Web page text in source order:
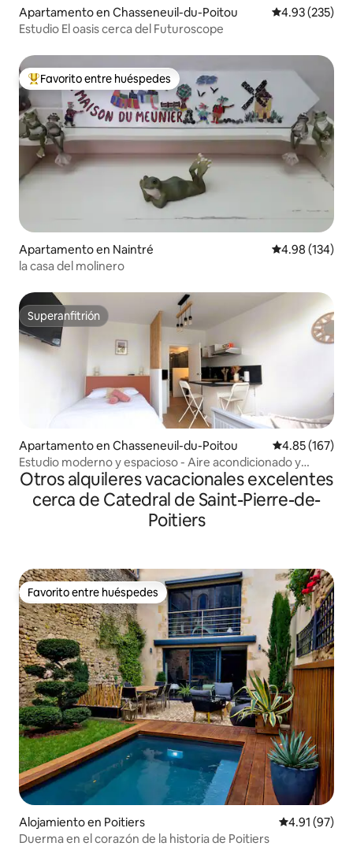
Apartamento en Chasseneuil-du-Poitou Calificación
4.93 (235)
Estudio El oasis cerca del Futuroscope
Favorito entre huéspedes preferido
Favorito entre huéspedes
Apartamento en Naintré Calificación
4.98 (134)
la casa del molinero
Superanfitrión
Superanfitrión
Apartamento en Chasseneuil-du-Poitou Calificación
4.85 (167)
Estudio moderno y espacioso - Aire acondicionado y
Futuroscope
Otros alquileres vacacionales excelentes
cerca de Catedral de Saint-Pierre-de-
Poitiers
Favorito entre huéspedes
Favorito entre huéspedes
Alojamiento en Poitiers Calificación
4.91 (97)
Duerma en el corazón de la historia de Poitiers